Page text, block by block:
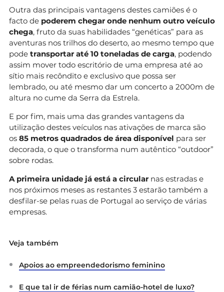
Outra das principais vantagens destes camiões é o
facto de poderem chegar onde nenhum outro veículo
chega, fruto da suas habilidades “genéticas” para as
aventuras nos trilhos do deserto, ao mesmo tempo que
pode transportar até 10 toneladas de carga, podendo
assim mover todo escritório de uma empresa até ao
sítio mais recôndito e exclusivo que possa ser
lembrado, ou até mesmo dar um concerto a 2000m de
altura no cume da Serra da Estrela.
E por fim, mais uma das grandes vantagens da
utilização destes veículos nas ativações de marca são
os 85 metros quadrados de área disponível para ser
decorada, o que o transforma num autêntico “outdoor”
sobre rodas.
A primeira unidade já está a circular nas estradas e
nos próximos meses as restantes 3 estarão também a
desfilar-se pelas ruas de Portugal ao serviço de várias
empresas.
Veja também
Apoios ao empreendedorismo feminino
E que tal ir de férias num camião-hotel de luxo?